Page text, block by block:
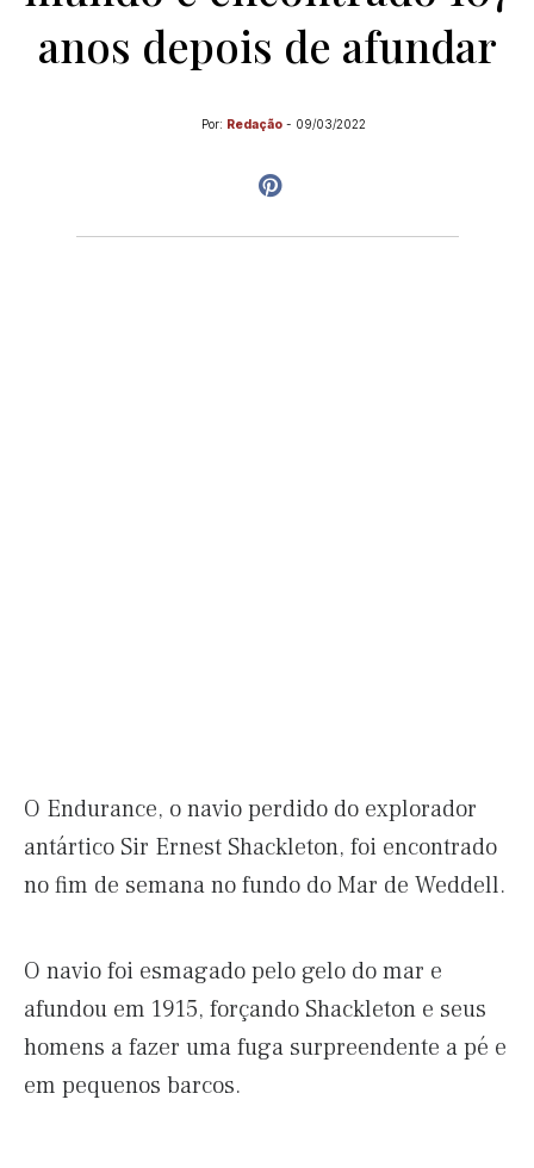
anos depois de afundar
Por: Redação - 09/03/2022
O Endurance, o navio perdido do explorador
antártico Sir Ernest Shackleton, foi encontrado
no fim de semana no fundo do Mar de Weddell.
O navio foi esmagado pelo gelo do mar e
afundou em 1915, forçando Shackleton e seus
homens a fazer uma fuga surpreendente a pé e
em pequenos barcos.